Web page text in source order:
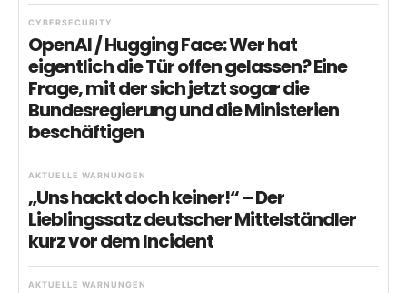
CYBERSECURITY
OpenAI / Hugging Face: Wer hat
eigentlich die Tür offen gelassen? Eine
Frage, mit der sich jetzt sogar die
Bundesregierung und die Ministerien
beschäftigen
AKTUELLE WARNUNGEN
„Uns hackt doch keiner!“ – Der
Lieblingssatz deutscher Mittelständler
kurz vor dem Incident
AKTUELLE WARNUNGEN